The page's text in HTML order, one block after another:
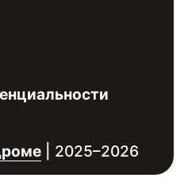
| 2025–2026